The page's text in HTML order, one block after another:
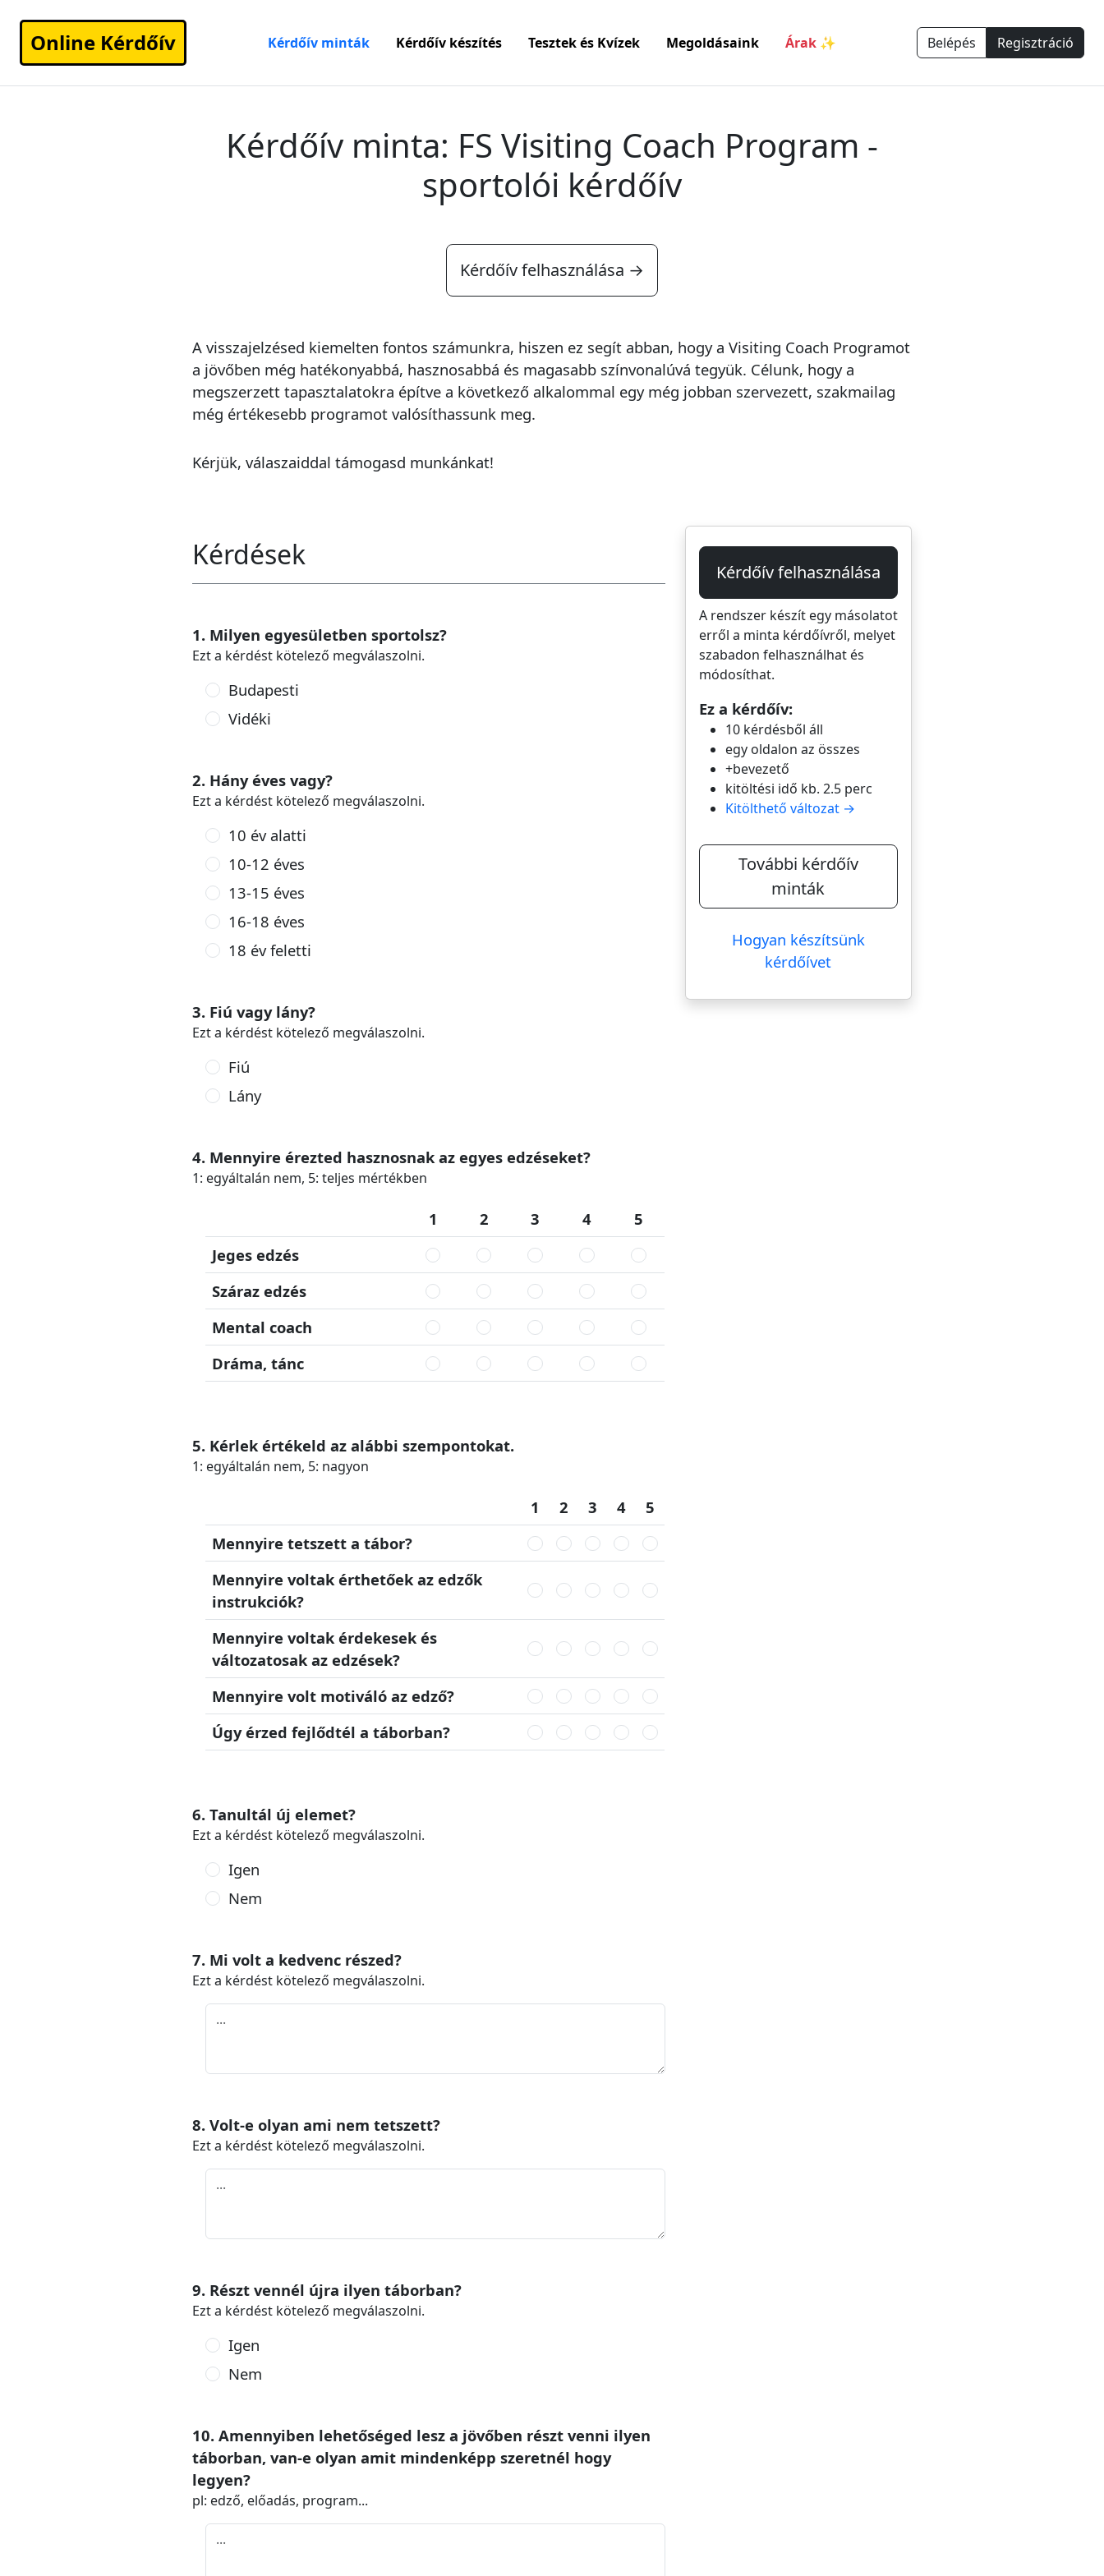
Online Kérdőív Kérdőív minták Kérdőív készítés Tesztek és Kvízek Megoldásaink Árak ✨ Belépés Regisztráció
Kérdőív minta: FS Visiting Coach Program -
sportolói kérdőív
Kérdőív felhasználása →
A visszajelzésed kiemelten fontos számunkra, hiszen ez segít abban, hogy a Visiting Coach Programot
a jövőben még hatékonyabbá, hasznosabbá és magasabb színvonalúvá tegyük. Célunk, hogy a
megszerzett tapasztalatokra építve a következő alkalommal egy még jobban szervezett, szakmailag
még értékesebb programot valósíthassunk meg.
Kérjük, válaszaiddal támogasd munkánkat!
Kérdések
1. Milyen egyesületben sportolsz?
Ezt a kérdést kötelező megválaszolni.
Budapesti
Vidéki
2. Hány éves vagy?
Ezt a kérdést kötelező megválaszolni.
10 év alatti
10-12 éves
13-15 éves
16-18 éves
18 év feletti
3. Fiú vagy lány?
Ezt a kérdést kötelező megválaszolni.
Fiú
Lány
4. Mennyire érezted hasznosnak az egyes edzéseket?
1: egyáltalán nem, 5: teljes mértékben
1 2 3 4
5
Jeges edzés
Száraz edzés
Mental coach
Dráma, tánc
5. Kérlek értékeld az alábbi szempontokat.
1: egyáltalán nem, 5: nagyon
1 2 3 4
5
Mennyire tetszett a tábor?
Mennyire voltak érthetőek az edzők
instrukciók?
Mennyire voltak érdekesek és
változatosak az edzések?
Mennyire volt motiváló az edző?
Úgy érzed fejlődtél a táborban?
6. Tanultál új elemet?
Ezt a kérdést kötelező megválaszolni.
Igen
Nem
7. Mi volt a kedvenc részed?
Ezt a kérdést kötelező megválaszolni.
8. Volt-e olyan ami nem tetszett?
Ezt a kérdést kötelező megválaszolni.
9. Részt vennél újra ilyen táborban?
Ezt a kérdést kötelező megválaszolni.
Igen
Nem
10. Amennyiben lehetőséged lesz a jövőben részt venni ilyen
táborban, van-e olyan amit mindenképp szeretnél hogy
legyen?
pl: edző, előadás, program...
Kérdőív felhasználása
A rendszer készít egy másolatot
erről a minta kérdőívről, melyet
szabadon felhasználhat és
módosíthat.
Ez a kérdőív:
10 kérdésből áll
egy oldalon az összes
+bevezető
kitöltési idő kb. 2.5 perc
Kitölthető változat →
További kérdőív
minták
Hogyan készítsünk
kérdőívet